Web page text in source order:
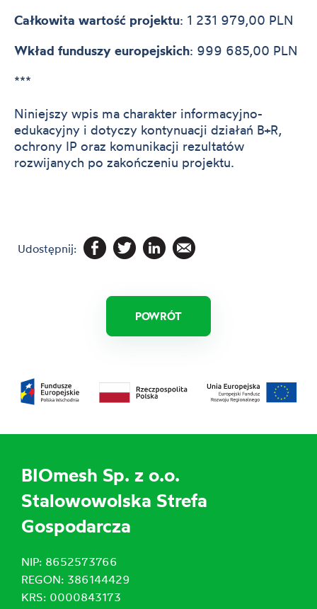
Całkowita wartość projektu: 1 231 979,00 PLN
Wkład funduszy europejskich: 999 685,00 PLN
***
Niniejszy wpis ma charakter informacyjno-
edukacyjny i dotyczy kontynuacji działań B+R,
ochrony IP oraz komunikacji rezultatów
rozwijanych po zakończeniu projektu.
Udostępnij:
POWRÓT
BIOmesh Sp. z o.o.
Stalowowolska Strefa
Gospodarcza
NIP: 8652573766
REGON: 386144429
KRS: 0000843173